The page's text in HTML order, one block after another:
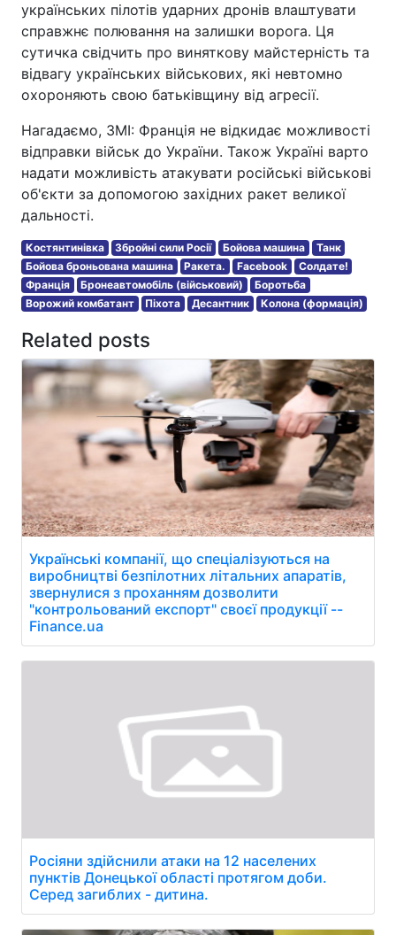
українських пілотів ударних дронів влаштувати
справжнє полювання на залишки ворога. Ця
сутичка свідчить про виняткову майстерність та
відвагу українських військових, які невтомно
охороняють свою батьківщину від агресії.
Нагадаємо, ЗМІ: Франція не відкидає можливості
відправки військ до України. Також Україні варто
надати можливість атакувати російські військові
об'єкти за допомогою західних ракет великої
дальності.
Костянтинівка Збройні сили Росії Бойова машина
Танк
Бойова броньована машина
Ракета. Facebook
Солдате!
Франція
Бронеавтомобіль (військовий)
Боротьба
Ворожий комбатант
Піхота Десантник Колона (формація)
Related posts
Українські компанії, що спеціалізуються на
виробництві безпілотних літальних апаратів,
звернулися з проханням дозволити
"контрольований експорт" своєї продукції --
Finance.ua
Росіяни здійснили атаки на 12 населених
пунктів Донецької області протягом доби.
Серед загиблих - дитина.